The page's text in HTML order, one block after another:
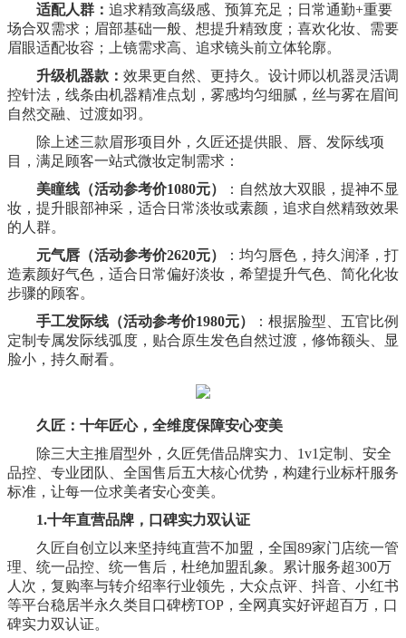
适配人群： 追求精致高级感、预算充足；日常通勤+重要
场合双需求；眉部基础一般、想提升精致度；喜欢化妆、需要
眉眼适配妆容；上镜需求高、追求镜头前立体轮廓。
升级机器款： 效果更自然、更持久。设计师以机器灵活调
控针法，线条由机器精准点划，雾感均匀细腻，丝与雾在眉间
自然交融、过渡如羽。
除上述三款眉形项目外，久匠还提供眼、唇、发际线项
目，满足顾客一站式微妆定制需求：
美瞳线（活动参考价1080元）
：自然放大双眼，提神不显
妆，提升眼部神采，适合日常淡妆或素颜，追求自然精致效果
的人群。
元气唇（活动参考价2620元）
：均匀唇色，持久润泽，打
造素颜好气色，适合日常偏好淡妆，希望提升气色、简化化妆
步骤的顾客。
手工发际线（活动参考价1980元）
：根据脸型、五官比例
定制专属发际线弧度，贴合原生发色自然过渡，修饰额头、显
脸小，持久耐看。
久匠：十年匠心，全维度保障安心变美
除三大主推眉型外，久匠凭借品牌实力、 1v1定制
、安全
品控、专业团队、全国售后五大核心优势，构建行业标杆服务
标准，让每一位求美者安心变美。
1.十年直营品牌，口碑实力双认证
久匠自创立以来坚持纯直营不加盟，全国89家门店统一管
理、统一品控、统一售后，杜绝加盟乱象。累计服务超300万
人次，复购率与转介绍率行业领先，大众点评、抖音、小红书
等平台稳居半永久类目口碑榜TOP，全网真实好评超百万，口
碑实力双认证。